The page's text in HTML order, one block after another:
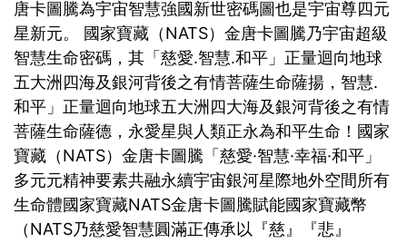
唐卡圖騰為宇宙智慧強國新世密碼圖也是宇宙尊四元
星新元。 國家寶藏（NATS）金唐卡圖騰乃宇宙超級
智慧生命密碼，其「慈愛.智慧.和平」正量迴向地球
五大洲四海及銀河背後之有情菩薩生命薩揚，智慧.
和平」正量迴向地球五大洲四大海及銀河背後之有情
菩薩生命薩德，永愛星與人類正永為和平生命！國家
寶藏（NATS）金唐卡圖騰「慈愛·智慧·幸福·和平」
多元元精神要素共融永續宇宙銀河星際地外空間所有
生命體國家寶藏NATS金唐卡圖騰賦能國家寶藏幣
（NATS乃慈愛智慧圓滿正傳承以『慈』『悲』